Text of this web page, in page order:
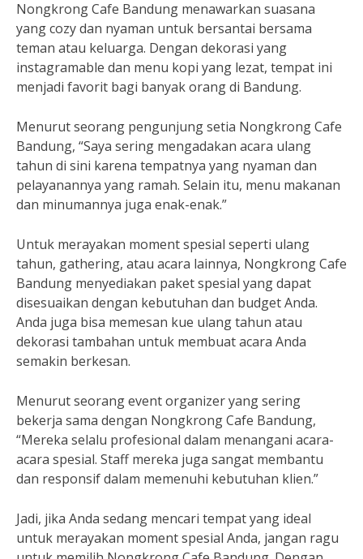
Nongkrong Cafe Bandung menawarkan suasana
yang cozy dan nyaman untuk bersantai bersama
teman atau keluarga. Dengan dekorasi yang
instagramable dan menu kopi yang lezat, tempat ini
menjadi favorit bagi banyak orang di Bandung.
Menurut seorang pengunjung setia Nongkrong Cafe
Bandung, “Saya sering mengadakan acara ulang
tahun di sini karena tempatnya yang nyaman dan
pelayanannya yang ramah. Selain itu, menu makanan
dan minumannya juga enak-enak.”
Untuk merayakan moment spesial seperti ulang
tahun, gathering, atau acara lainnya, Nongkrong Cafe
Bandung menyediakan paket spesial yang dapat
disesuaikan dengan kebutuhan dan budget Anda.
Anda juga bisa memesan kue ulang tahun atau
dekorasi tambahan untuk membuat acara Anda
semakin berkesan.
Menurut seorang event organizer yang sering
bekerja sama dengan Nongkrong Cafe Bandung,
“Mereka selalu profesional dalam menangani acara-
acara spesial. Staff mereka juga sangat membantu
dan responsif dalam memenuhi kebutuhan klien.”
Jadi, jika Anda sedang mencari tempat yang ideal
untuk merayakan moment spesial Anda, jangan ragu